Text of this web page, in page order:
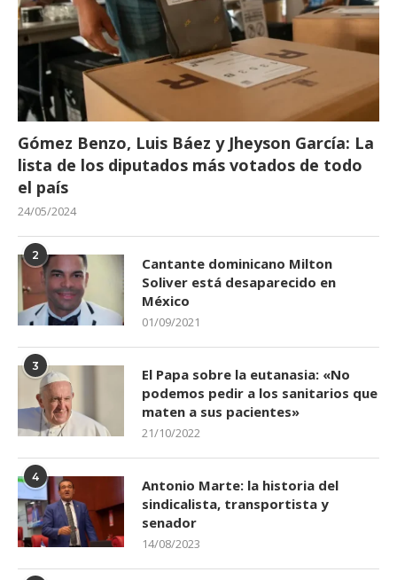
Gómez Benzo, Luis Báez y Jheyson García: La
lista de los diputados más votados de todo
el país
24/05/2024
2
Cantante dominicano Milton
Soliver está desaparecido en
México
01/09/2021
3
El Papa sobre la eutanasia: «No
podemos pedir a los sanitarios que
maten a sus pacientes»
21/10/2022
4
Antonio Marte: la historia del
sindicalista, transportista y
senador
14/08/2023